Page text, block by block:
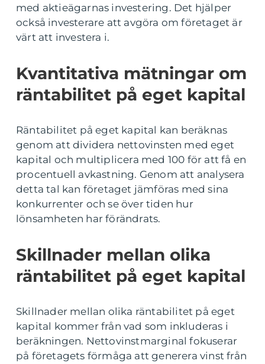
med aktieägarnas investering. Det hjälper
också investerare att avgöra om företaget är
värt att investera i.
Kvantitativa mätningar om
räntabilitet på eget kapital
Räntabilitet på eget kapital kan beräknas
genom att dividera nettovinsten med eget
kapital och multiplicera med 100 för att få en
procentuell avkastning. Genom att analysera
detta tal kan företaget jämföras med sina
konkurrenter och se över tiden hur
lönsamheten har förändrats.
Skillnader mellan olika
räntabilitet på eget kapital
Skillnader mellan olika räntabilitet på eget
kapital kommer från vad som inkluderas i
beräkningen. Nettovinstmarginal fokuserar
på företagets förmåga att generera vinst från